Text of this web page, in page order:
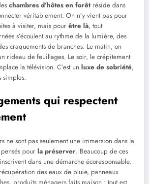
chambres d’hôtes en forêtréside dans
véritablement. On n’y vient pas pour
à visiter, mais pour être là, tout
s’écoulent au rythme de la lumière, des
craquements de branches. Le matin, on
rideau de feuillages. Le soir, le crépitement
la télévision. C’est un luxe de sobriété,
simples.
qui respectent
ne sont pas seulement une immersion dans la
pour la préserver. Beaucoup de ces
dans une démarche écoresponsable.
des eaux de pluie, panneaux